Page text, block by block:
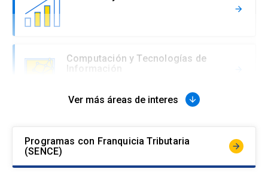
arrow_forward
Computación y Tecnologías de
Información
Ver más áreas de interes arrow_downward
Programas con Franquicia Tributaria
(SENCE)
arrow_forward